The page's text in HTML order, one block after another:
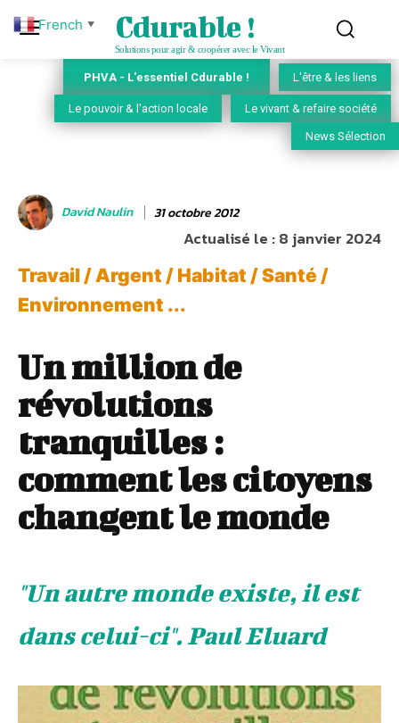
Cdurable !
Solutions pour agir & coopérer avec le Vivant
PHVA - L'essentiel Cdurable ! L'être & les liens
Le pouvoir & l'action locale Le vivant & refaire société
News Sélection
David Naulin 31 octobre 2012
Actualisé le :8 janvier 2024
Travail / Argent / Habitat / Santé /
Environnement ...
Un million de
révolutions
tranquilles :
comment les citoyens
changent le monde
"Un autre monde existe, il est
dans celui-ci". Paul Eluard
French ▼